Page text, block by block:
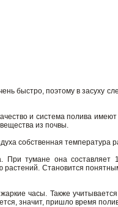
быстро, поэтому в засуху
и система полива
из почвы.
собственная температура
тумане она составляет
растений. Становится
часы. Также
значит, пришло время